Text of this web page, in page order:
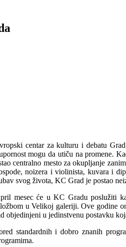
centar za kulturu i debatu
mogu da utiču na promene.
centralno mesto za okupljanje
noizera i violinista, kuvara i
svog života, KC Grad je postao
mesec će u KC Gradu poslužiti
u Velikoj galeriji. Ove godine
objedinjeni u jedinstvenu postavku
standardnih i dobro znanih